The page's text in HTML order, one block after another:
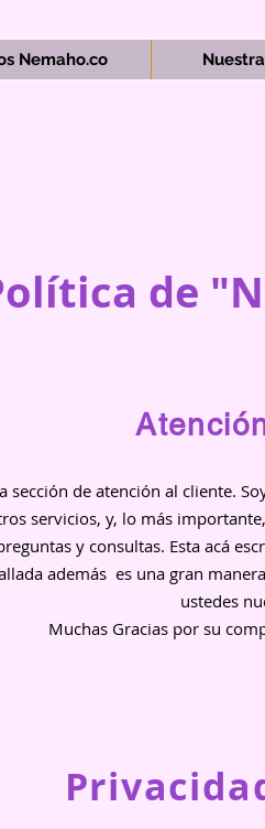
Nemaho.co
de
sección de atención al cliente.
servicios, y, lo más
y consultas. Esta acá
además es una gran
ustedes
Muchas Gracias por su